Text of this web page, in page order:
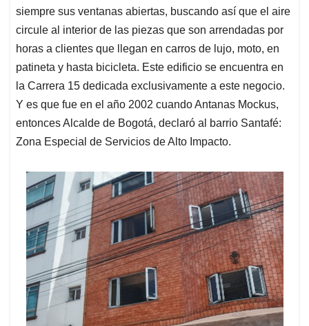
siempre sus ventanas abiertas, buscando así que el aire
circule al interior de las piezas que son arrendadas por
horas a clientes que llegan en carros de lujo, moto, en
patineta y hasta bicicleta. Este edificio se encuentra en
la Carrera 15 dedicada exclusivamente a este negocio.
Y es que fue en el año 2002 cuando Antanas Mockus,
entonces Alcalde de Bogotá, declaró al barrio Santafé:
Zona Especial de Servicios de Alto Impacto.